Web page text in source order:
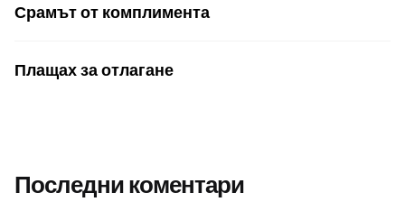
Срамът от комплимента
Плащах за отлагане
Последни коментари